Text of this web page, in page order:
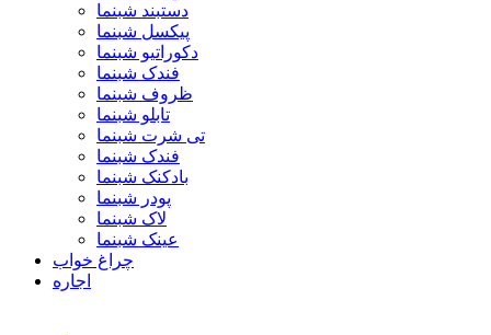
دستبند شبنما
پیکسل شبنما
دکوراتیو شبنما
فندک شبنما
ظروف شبنما
تابلو شبنما
تی شرت شبنما
فندک شبنما
بادکنک شبنما
پودر شبنما
لاک شبنما
عینک شبنما
چراغ خواب
اجاره